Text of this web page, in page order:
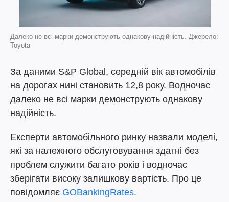
Далеко не всі марки демонструють однакову надійність. Джерело:
Toyota
За даними S&P Global, середній вік автомобілів
на дорогах нині становить 12,8 року. Водночас
далеко не всі марки демонструють однакову
надійність.
Експерти автомобільного ринку назвали моделі,
які за належного обслуговування здатні без
проблем служити багато років і водночас
зберігати високу залишкову вартість. Про це
повідомляє GOBankingRates.